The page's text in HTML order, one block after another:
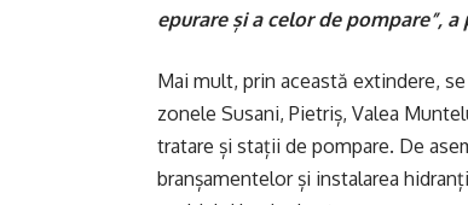
epurare și a celor de pompare”,
Mai mult, prin această extindere,
zonele Susani, Pietriș, Valea
tratare și stații de pompare. De
branșamentelor și instalarea